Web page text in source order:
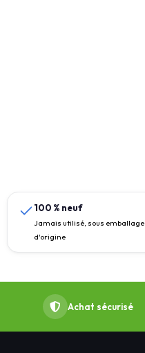
100 % neuf
Jamais utilisé, sous emballage
d'origine
Achat sécurisé